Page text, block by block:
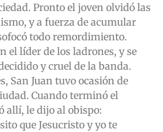
Pronto el joven olvidó las
y a fuerza de acumular
todo remordimiento.
el líder de los ladrones, y se
y cruel de la banda.
San Juan tuvo ocasión de
Cuando terminó el
allí, le dijo al obispo:
que Jesucristo y yo te